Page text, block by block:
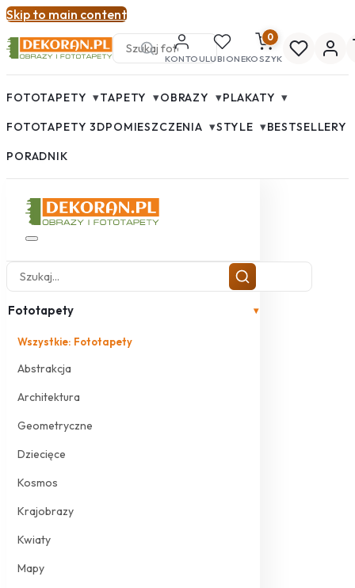
Skip to main content
KONTOULUBIONE
0
KOSZYK
FOTOTAPETY ▾TAPETY ▾OBRAZY ▾PLAKATY ▾
FOTOTAPETY 3DPOMIESZCZENIA ▾STYLE ▾BESTSELLERY
PORADNIK
Fototapety ▾
Wszystkie: Fototapety
Abstrakcja
Architektura
Geometryczne
Dziecięce
Kosmos
Krajobrazy
Kwiaty
Mapy